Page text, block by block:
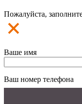
Пожалуйста,
Ваше имя
Ваш номер телефона